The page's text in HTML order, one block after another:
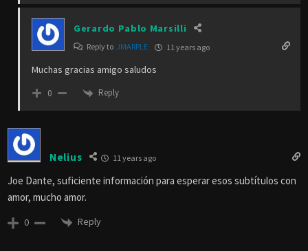
Gerardo Pablo Marsilli
Reply to JMARPLE 11 years ago
Muchas gracias amigo saludos
0 Reply
Nelius 11 years ago
Joe Dante, suficiente información para esperar esos subtítulos con
amor, mucho amor.
0 Reply